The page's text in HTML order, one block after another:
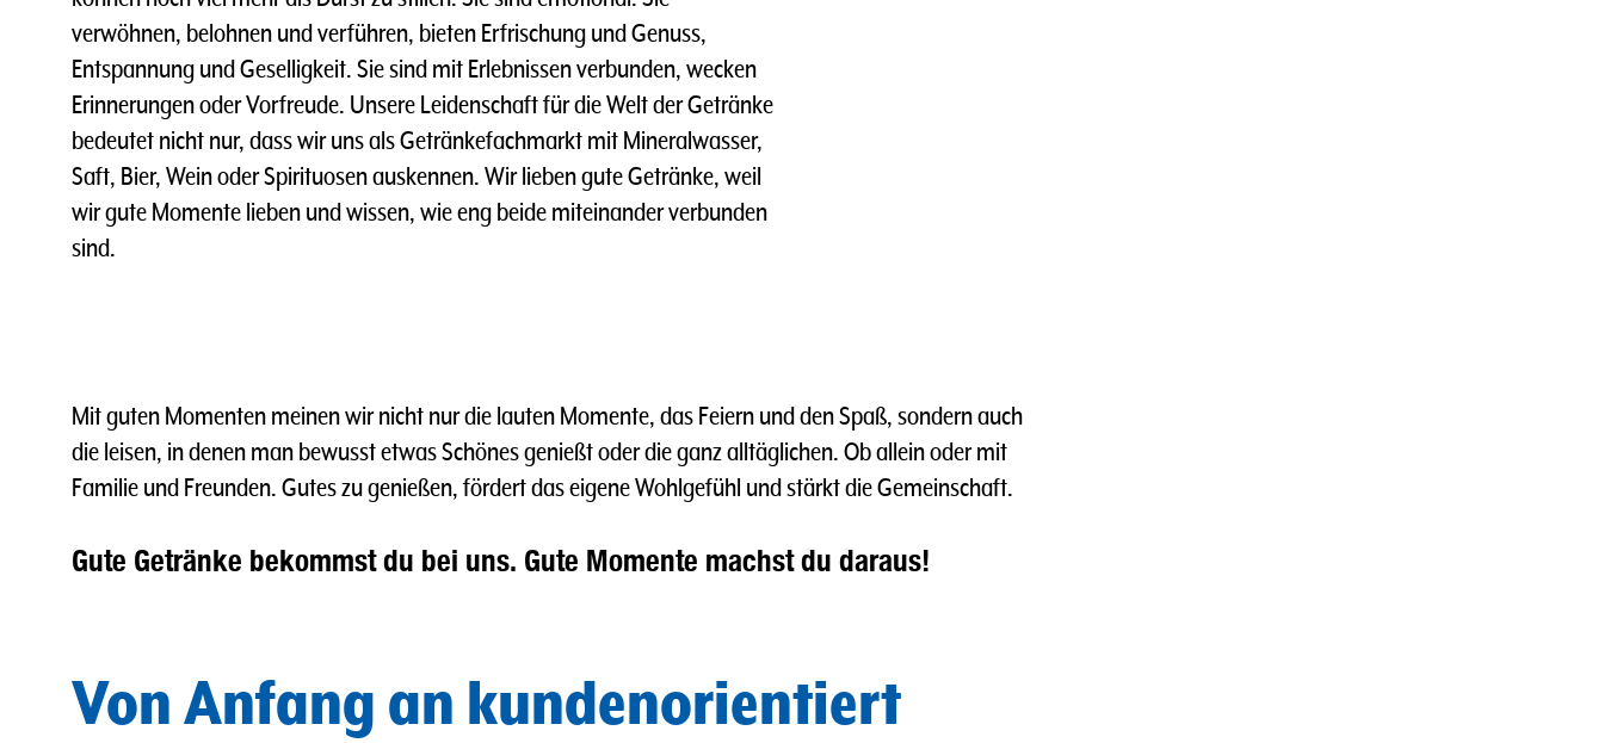
verwöhnen, belohnen und verführen, bieten Erfrischung und Genuss,
Entspannung und Geselligkeit. Sie sind mit Erlebnissen verbunden, wecken
Erinnerungen oder Vorfreude. Unsere Leidenschaft für die Welt der Getränke
bedeutet nicht nur, dass wir uns als Getränkefachmarkt mit Mineralwasser,
Saft, Bier, Wein oder Spirituosen auskennen. Wir lieben gute Getränke, weil
wir gute Momente lieben und wissen, wie eng beide miteinander verbunden
sind.
Mit guten Momenten meinen wir nicht nur die lauten Momente, das Feiern und den Spaß, sondern auch
die leisen, in denen man bewusst etwas Schönes genießt oder die ganz alltäglichen. Ob allein oder mit
Familie und Freunden. Gutes zu genießen, fördert das eigene Wohlgefühl und stärkt die Gemeinschaft.
Gute Getränke bekommst du bei uns. Gute Momente machst du daraus!
Von Anfang an kundenorientiert